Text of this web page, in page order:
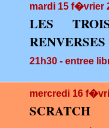
mardi 15 f�vrier
LES
RENVERSES
21h30 - entree
mercredi 16
SCRATCH